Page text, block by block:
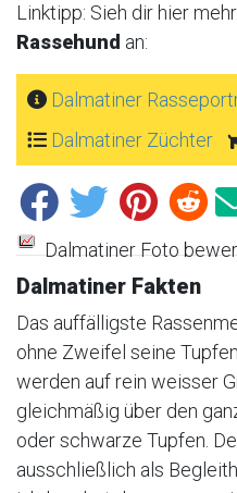
Linktipp: Sieh dir hier
Rassehund an:
Dalmatiner
Dalmatiner Züchter
Dalmatiner Foto
Dalmatiner Fakten
Das auffälligste
ohne Zweifel seine
werden auf rein weisser
gleichmäßig über den
oder schwarze Tupfen.
ausschließlich als